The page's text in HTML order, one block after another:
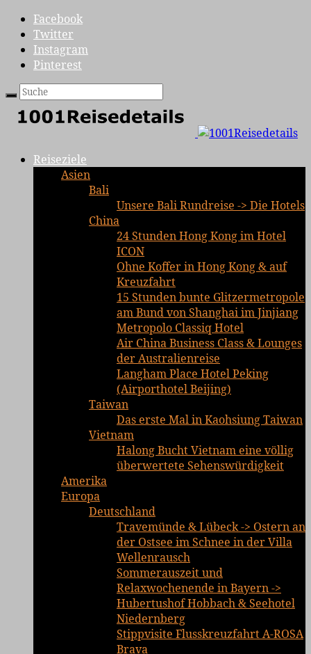
Facebook
Twitter
Instagram
Pinterest
Reiseziele
Asien
Bali
Unsere Bali Rundreise -> Die Hotels
China
24 Stunden Hong Kong im Hotel
ICON
Ohne Koffer in Hong Kong & auf
Kreuzfahrt
15 Stunden bunte Glitzermetropole
am Bund von Shanghai im Jinjiang
Metropolo Classiq Hotel
Air China Business Class & Lounges
der Australienreise
Langham Place Hotel Peking
(Airporthotel Beijing)
Taiwan
Das erste Mal in Kaohsiung Taiwan
Vietnam
Halong Bucht Vietnam eine völlig
überwertete Sehenswürdigkeit
Amerika
Europa
Deutschland
Travemünde & Lübeck -> Ostern an
der Ostsee im Schnee in der Villa
Wellenrausch
Sommerauszeit und
Relaxwochenende in Bayern ->
Hubertushof Hobbach & Seehotel
Niedernberg
Stippvisite Flusskreuzfahrt A-ROSA
Brava